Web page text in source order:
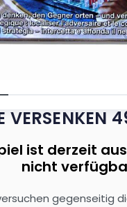
VERSENKEN
ist derzeit
nicht
gegenseitig